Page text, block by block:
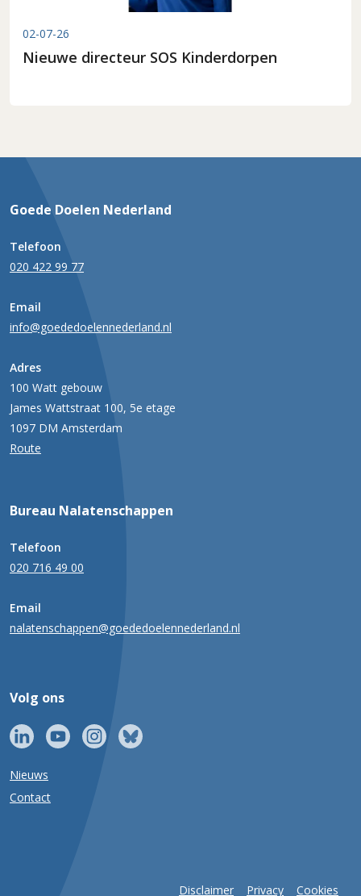
02-07-26
Nieuwe directeur SOS Kinderdorpen
Goede Doelen Nederland
Telefoon
020 422 99 77
Email
info@goededoelennederland.nl
Adres
100 Watt gebouw
James Wattstraat 100, 5e etage
1097 DM Amsterdam
Route
Bureau Nalatenschappen
Telefoon
020 716 49 00
Email
nalatenschappen@goededoelennederland.nl
Volg ons
Nieuws
Contact
Disclaimer Privacy Cookies